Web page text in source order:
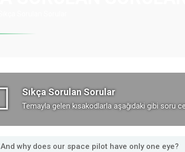
Sıkça Sorulan Sorular
Temayla gelen kısakodlarla aşağıdaki gibi soru
And why does our space pilot have only one eye?